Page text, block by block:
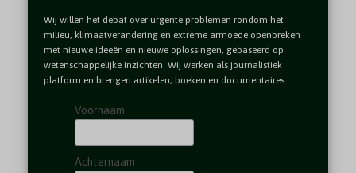
Wij willen het debat over urgente problemen rondom het
milieu, klimaatverandering en extreme armoede openbreken
met nieuwe ideeën en nieuwe oplossingen, gebaseerd op
wetenschappelijke inzichten. Wij werken als journalistiek
platform en brengen artikelen, boeken en documentaires.
Voornaam
Achternaam